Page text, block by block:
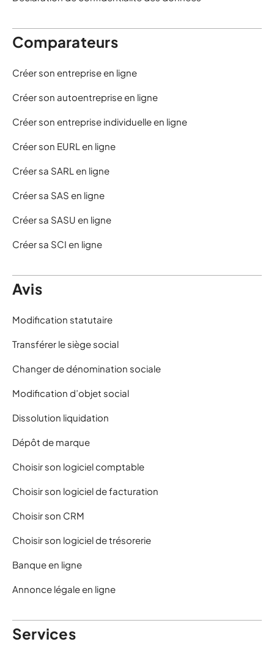
Comparateurs
Créer son entreprise en ligne
Créer son autoentreprise en ligne
Créer son entreprise individuelle en ligne
Créer son EURL en ligne
Créer sa SARL en ligne
Créer sa SAS en ligne
Créer sa SASU en ligne
Créer sa SCI en ligne
Avis
Modification statutaire
Transférer le siège social
Changer de dénomination sociale
Modification d’objet social
Dissolution liquidation
Dépôt de marque
Choisir son logiciel comptable
Choisir son logiciel de facturation
Choisir son CRM
Choisir son logiciel de trésorerie
Banque en ligne
Annonce légale en ligne
Services